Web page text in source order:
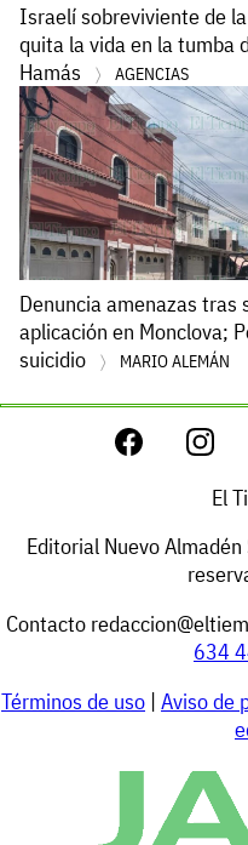
Israelí sobreviviente de
quita la vida en la tumba
Hamás
AGENCIAS
Denuncia amenazas
aplicación en Monclova;
suicidio
MARIO ALEMÁN
El
Editorial Nuevo Almadén
Contacto
634
Términos de uso | Aviso de